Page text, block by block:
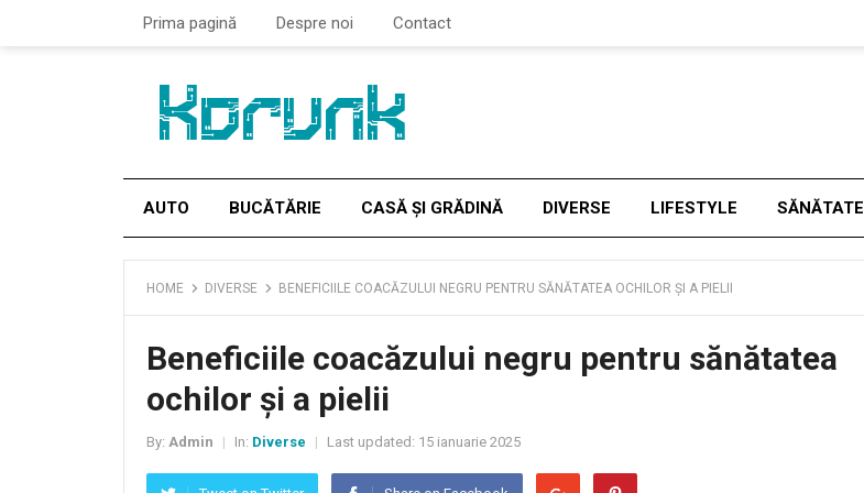
Prima pagină Despre noi Contact
AUTO BUCĂTĂRIE CASĂ ȘI GRĂDINĂ DIVERSE LIFESTYLE SĂNĂTATE
HOME DIVERSE BENEFICIILE COACĂZULUI NEGRU PENTRU SĂNĂTATEA OCHILOR ȘI A PIELII
Beneficiile coacăzului negru pentru sănătatea
ochilor și a pielii
By: Admin In: Diverse Last updated: 15 ianuarie 2025